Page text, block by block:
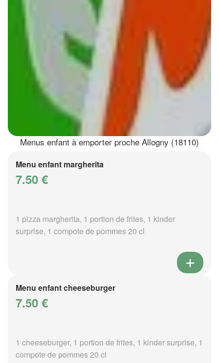
Menus enfant à emporter proche Allogny (18110)
Menu enfant margherita
7.50 €
1 pizza margherita, 1 portion de frites, 1 kinder
surprise, 1 compote de pommes 20 cl
Menu enfant cheeseburger
7.50 €
1 cheeseburger, 1 portion de frites, 1 kinder surprise, 1
compote de pommes 20 cl